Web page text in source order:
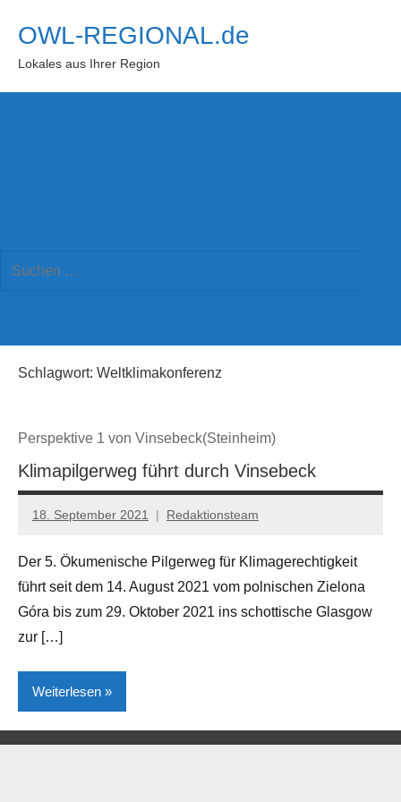
Inhalt
springen
OWL-REGIONAL.de
Lokales aus Ihrer Region
Suchen
Schlagwort: Weltklimakonferenz
Perspektive 1 von Vinsebeck(Steinheim)
Klimapilgerweg führt durch Vinsebeck
18. September 2021 Redaktionsteam
Der 5. Ökumenische Pilgerweg für Klimagerechtigkeit
führt seit dem 14. August 2021 vom polnischen Zielona
Góra bis zum 29. Oktober 2021 ins schottische Glasgow
zur […]
Weiterlesen
Brakel